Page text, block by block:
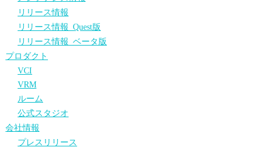
リリース情報
リリース情報_Quest版
リリース情報_ベータ版
プロダクト
VCI
VRM
ルーム
公式スタジオ
会社情報
プレスリリース